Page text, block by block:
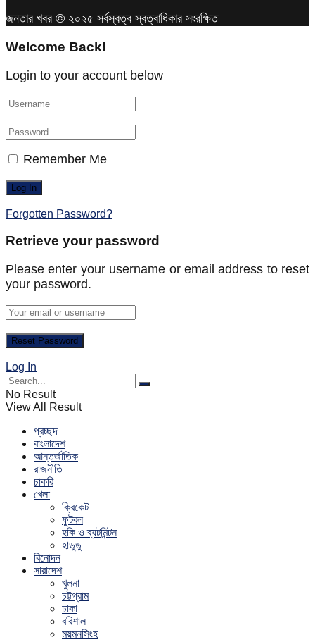
জনতার খবর © ২০২৫ সর্বস্বত্ব স্বত্বাধিকার সংরক্ষিত
Welcome Back!
Login to your account below
Remember Me
Forgotten Password?
Retrieve your password
Please enter your username or email address to reset
your password.
Log In
No Result
View All Result
প্রচ্ছদ
বাংলাদেশ
আন্তর্জাতিক
রাজনীতি
চাকরি
খেলা
ক্রিকেট
ফুটবল
হকি ও ব্যটমিন্টন
হাডুডু
বিনোদন
সারাদেশ
খুলনা
চট্টগ্রাম
ঢাকা
বরিশাল
ময়মনসিংহ